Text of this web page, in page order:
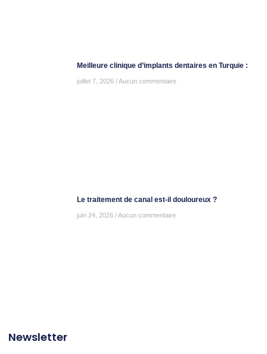
Meilleure clinique d’implants dentaires en Turquie :
juillet 7, 2026 Aucun commentaire
Le traitement de canal est-il douloureux ?
juin 24, 2026 Aucun commentaire
Newsletter